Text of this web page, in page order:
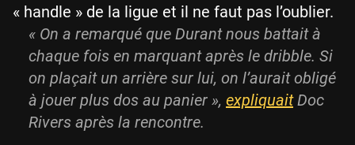
« handle » de la ligue et il ne faut pas l’oublier.
« On a remarqué que Durant nous battait à
chaque fois en marquant après le dribble. Si
on plaçait un arrière sur lui, on l’aurait obligé
à jouer plus dos au panier », expliquaitDoc
Rivers après la rencontre.